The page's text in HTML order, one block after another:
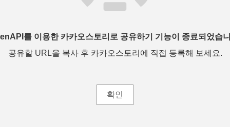
를 이용한 카카오스토리로 공유하기 기능이 종료되었습
공유할 URL을 복사 후 카카오스토리에 직접 등록해 보세요.
확인